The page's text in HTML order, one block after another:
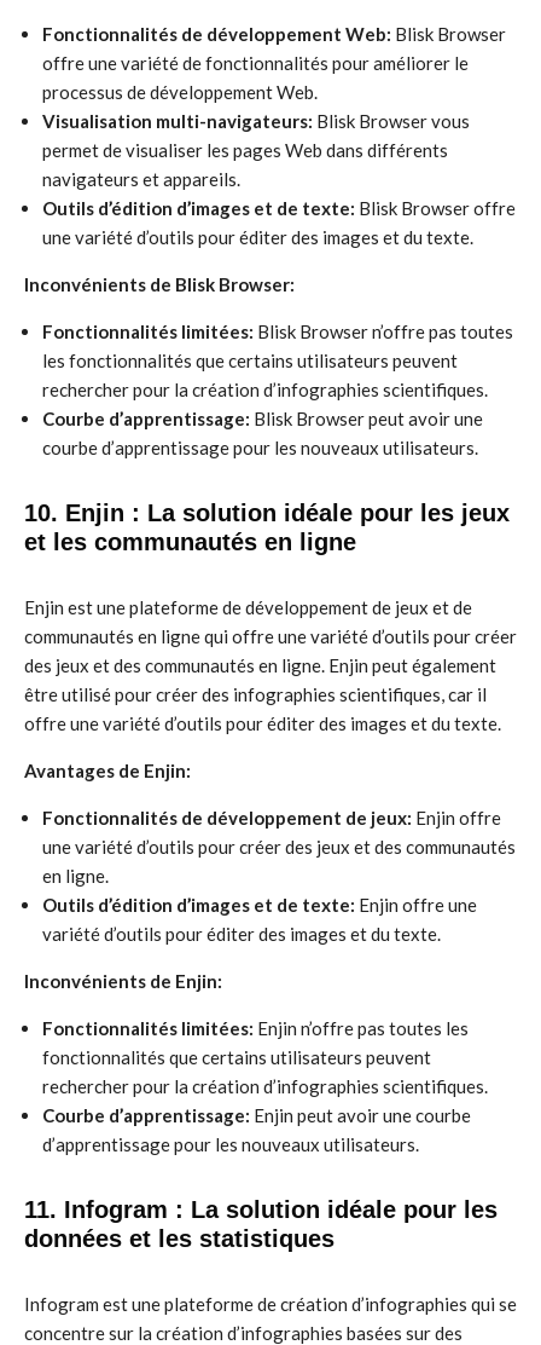
Fonctionnalités de développement Web: Blisk Browser
offre une variété de fonctionnalités pour améliorer le
processus de développement Web.
Visualisation multi-navigateurs: Blisk Browser vous
permet de visualiser les pages Web dans différents
navigateurs et appareils.
Outils d’édition d’images et de texte: Blisk Browser offre
une variété d’outils pour éditer des images et du texte.
Inconvénients de Blisk Browser:
Fonctionnalités limitées: Blisk Browser n’offre pas toutes
les fonctionnalités que certains utilisateurs peuvent
rechercher pour la création d’infographies scientifiques.
Courbe d’apprentissage: Blisk Browser peut avoir une
courbe d’apprentissage pour les nouveaux utilisateurs.
10. Enjin : La solution idéale pour les jeux
et les communautés en ligne
Enjin est une plateforme de développement de jeux et de
communautés en ligne qui offre une variété d’outils pour créer
des jeux et des communautés en ligne. Enjin peut également
être utilisé pour créer des infographies scientifiques, car il
offre une variété d’outils pour éditer des images et du texte.
Avantages de Enjin:
Fonctionnalités de développement de jeux: Enjin offre
une variété d’outils pour créer des jeux et des communautés
en ligne.
Outils d’édition d’images et de texte: Enjin offre une
variété d’outils pour éditer des images et du texte.
Inconvénients de Enjin:
Fonctionnalités limitées: Enjin n’offre pas toutes les
fonctionnalités que certains utilisateurs peuvent
rechercher pour la création d’infographies scientifiques.
Courbe d’apprentissage: Enjin peut avoir une courbe
d’apprentissage pour les nouveaux utilisateurs.
11. Infogram : La solution idéale pour les
données et les statistiques
Infogram est une plateforme de création d’infographies qui se
concentre sur la création d’infographies basées sur des